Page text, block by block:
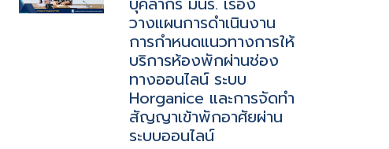
วางแผนการดำเนินงาน
การกำหนดแนวทางการให้
บริการห้องพักผ่านช่อง
ทางออนไลน์ ระบบ
Horganice และการจัดทำ
สัญญาเข้าพักอาศัยผ่าน
ระบบออนไลน์